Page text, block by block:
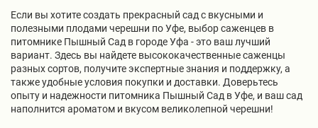
Если вы хотите создать прекрасный сад с вкусными и
полезными плодами черешни по Уфе, выбор саженцев в
питомнике Пышный Сад в городе Уфа - это ваш лучший
вариант. Здесь вы найдете высококачественные саженцы
разных сортов, получите экспертные знания и поддержку, а
также удобные условия покупки и доставки. Доверьтесь
опыту и надежности питомника Пышный Сад в Уфе, и ваш сад
наполнится ароматом и вкусом великолепной черешни!